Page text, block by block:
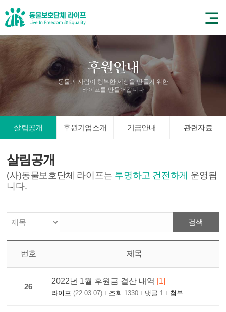
동물과 사람이 행복한 세상을 만들기 위한
라이프를 만들어갑니다
살림공개 후원기업소개 기금안내 관련자료
살림공개
(사)동물보호단체 라이프는 투명하고 건전하게 운영됩
니다.
검색
번호 제목
26
2022년 1월 후원금 결산 내역 [1]
라이프 (22.03.07) | 조회 1330 | 댓글 1 | 첨부